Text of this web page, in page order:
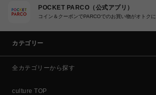
POCKET PARCO（公式アプリ）
コイン＆クーポンでPARCOでのお買い物がオトクに
カテゴリー
全カテゴリーから探す
culture TOP